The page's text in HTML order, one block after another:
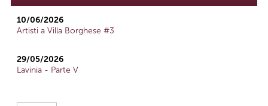
10/06/2026
Artisti a Villa Borghese #3
29/05/2026
Lavinia - Parte V